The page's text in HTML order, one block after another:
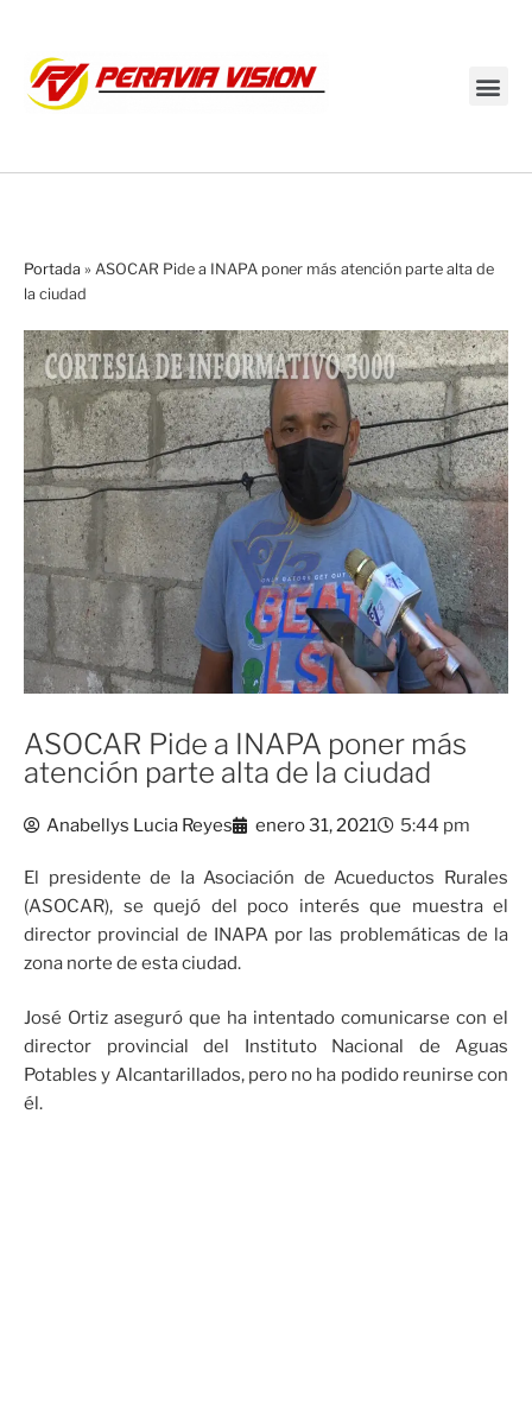
Portada » ASOCAR Pide a INAPA poner más atención parte alta de
la ciudad
ASOCAR Pide a INAPA poner más
atención parte alta de la ciudad
Anabellys Lucia Reyes enero 31, 2021 5:44 pm
El presidente de la Asociación de Acueductos Rurales
(ASOCAR), se quejó del poco interés que muestra el
director provincial de INAPA por las problemáticas de la
zona norte de esta ciudad.
José Ortiz aseguró que ha intentado comunicarse con el
director provincial del Instituto Nacional de Aguas
Potables y Alcantarillados, pero no ha podido reunirse con
él.